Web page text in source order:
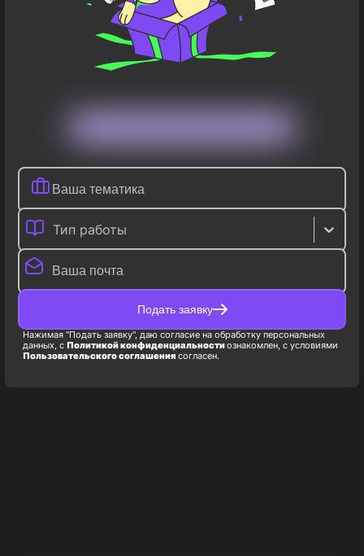
Тип работы
Подать заявку
Нажимая "Подать заявку", даю согласие на обработку персональных
данных, с Политикой конфиденциальностиознакомлен, с условиями
Пользовательского соглашения согласен.